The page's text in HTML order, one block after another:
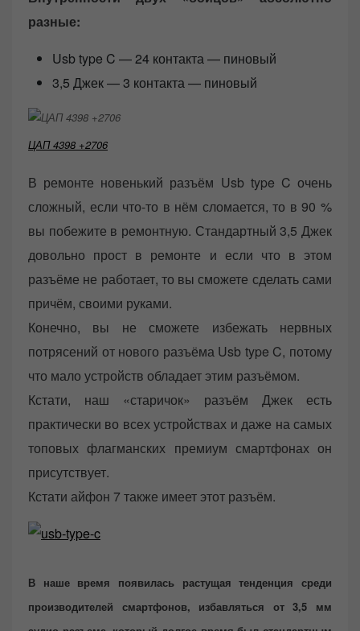
разные:
Usb type C — 24 контакта — пиновый
3,5 Джек — 3 контакта — пиновый
ЦАП 4398 +2706
В ремонте новенький разъём Usb type C очень
сложный, если что-то в нём сломается, то в 90 %
вы побежите в ремонтную. Стандартный 3,5 Джек
довольно прост в ремонте и если что в этом
разъёме не работает, то вы сможете сделать сами
причём, своими руками.
Конечно, вы не сможете избежать нервных
потрясений от нового разъёма Usb type C, потому
что мало устройств обладает этим разъёмом.
Кстати, наш «старичок» разъём Джек есть
практически во всех устройствах и даже на самых
топовых флагманских премиум смартфонах он
присутствует.
Кстати айфон 7 также имеет этот разъём.
В наше время появилась растущая тенденция среди
производителей смартфонов, избавляться от 3,5 мм